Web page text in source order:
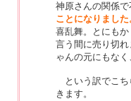
神原さんの関係
ことになりました
喜乱舞。とにも
言う間に売り切
ゃんの元にもな
という訳でこち
きます。